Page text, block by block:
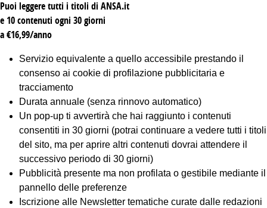
Puoi leggere tutti i titoli di ANSA.it
e 10 contenuti ogni 30 giorni
a €16,99/anno
Servizio equivalente a quello accessibile prestando il
consenso ai cookie di profilazione pubblicitaria e
tracciamento
Durata annuale (senza rinnovo automatico)
Un pop-up ti avvertirà che hai raggiunto i contenuti
consentiti in 30 giorni (potrai continuare a vedere tutti i titoli
del sito, ma per aprire altri contenuti dovrai attendere il
successivo periodo di 30 giorni)
Pubblicità presente ma non profilata o gestibile mediante il
pannello delle preferenze
Iscrizione alle Newsletter tematiche curate dalle redazioni